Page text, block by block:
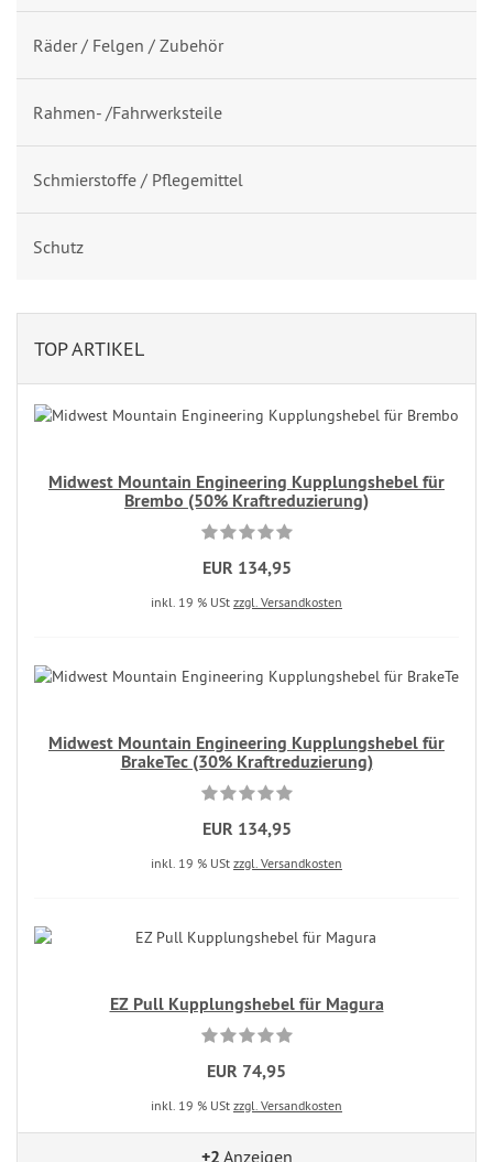
Räder / Felgen / Zubehör
Rahmen- /Fahrwerksteile
Schmierstoffe / Pflegemittel
Schutz
TOP ARTIKEL
Midwest Mountain Engineering Kupplungshebel für
Brembo (50% Kraftreduzierung)
EUR 134,95
inkl. 19 % USt zzgl. Versandkosten
Midwest Mountain Engineering Kupplungshebel für
BrakeTec (30% Kraftreduzierung)
EUR 134,95
inkl. 19 % USt zzgl. Versandkosten
EZ Pull Kupplungshebel für Magura
EUR 74,95
inkl. 19 % USt zzgl. Versandkosten
+2 Anzeigen